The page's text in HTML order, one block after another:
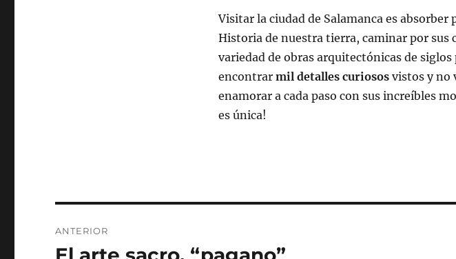
Visitar la ciudad de Salamanca es
Historia de nuestra tierra, caminar por sus
variedad de obras arquitectónicas de siglos
encontrar mil detalles curiososvistos y no
enamorar a cada paso con sus increíbles
es única!
de
ANTERIOR
Entrada